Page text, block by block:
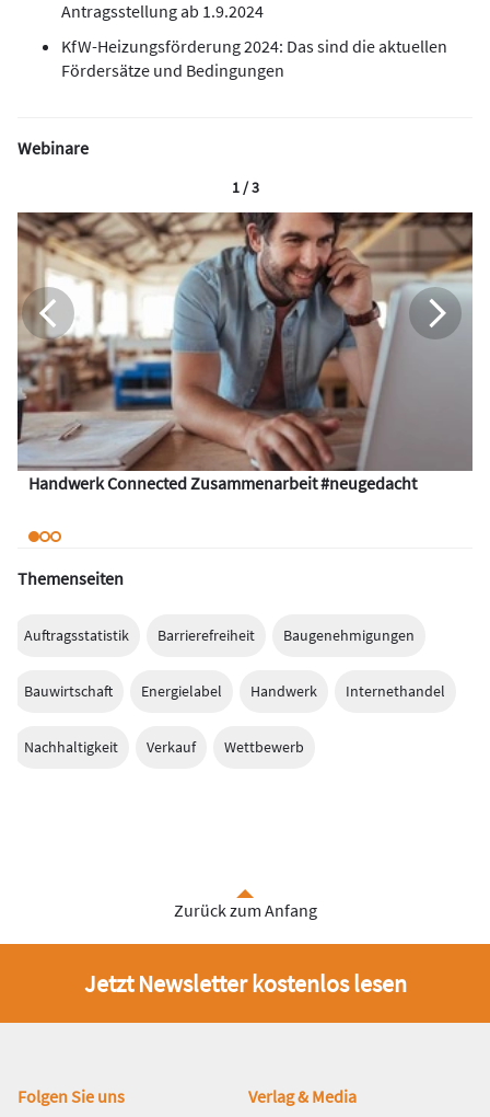
Antragsstellung ab 1.9.2024
KfW-Heizungsförderung 2024: Das sind die aktuellen
Fördersätze und Bedingungen
Webinare
Handwerk Connected Zusammenarbeit #neugedacht
1 / 3
Themenseiten
Auftragsstatistik Barrierefreiheit Baugenehmigungen
Bauwirtschaft Energielabel Handwerk Internethandel
Nachhaltigkeit Verkauf Wettbewerb
Zurück zum Anfang
Jetzt Newsletter kostenlos lesen
Fußbereich
Folgen Sie uns Verlag & Media